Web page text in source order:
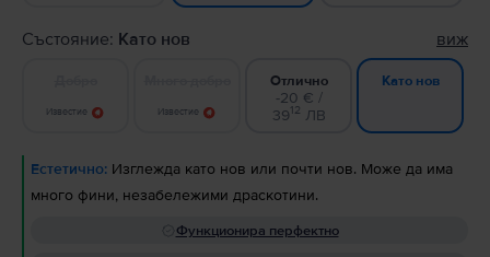
Състояние: Като нов виж
Известие Известие
Отлично
-20 € /
3912 ЛВ
Като нов
Естетично: Изглежда като нов или почти нов. Може да има
много фини, незабележими драскотини.
Функционира перфектно